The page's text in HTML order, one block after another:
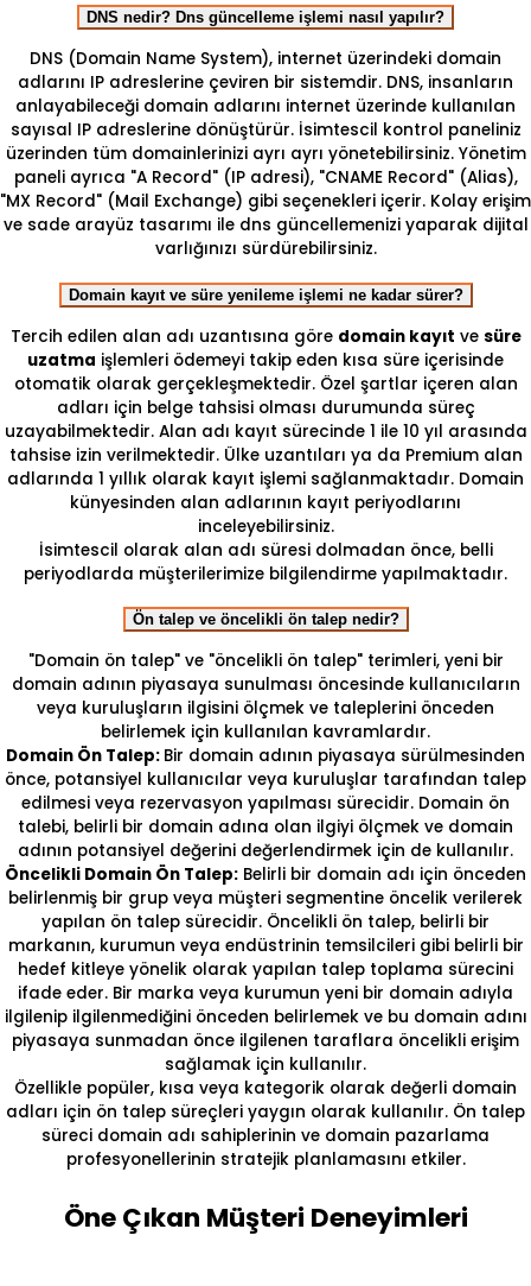
DNS nedir? Dns güncelleme işlemi nasıl yapılır?
DNS (Domain Name System), internet üzerindeki domain
adlarını IP adreslerine çeviren bir sistemdir. DNS, insanların
anlayabileceği domain adlarını internet üzerinde kullanılan
sayısal IP adreslerine dönüştürür. İsimtescil kontrol paneliniz
üzerinden tüm domainlerinizi ayrı ayrı yönetebilirsiniz. Yönetim
paneli ayrıca "A Record" (IP adresi), "CNAME Record" (Alias),
"MX Record" (Mail Exchange) gibi seçenekleri içerir. Kolay erişim
ve sade arayüz tasarımı ile dns güncellemenizi yaparak dijital
varlığınızı sürdürebilirsiniz.
Domain kayıt ve süre yenileme işlemi ne kadar sürer?
Tercih edilen alan adı uzantısına göre domain kayıt ve süre
uzatma işlemleri ödemeyi takip eden kısa süre içerisinde
otomatik olarak gerçekleşmektedir. Özel şartlar içeren alan
adları için belge tahsisi olması durumunda süreç
uzayabilmektedir. Alan adı kayıt sürecinde 1 ile 10 yıl arasında
tahsise izin verilmektedir. Ülke uzantıları ya da Premium alan
adlarında 1 yıllık olarak kayıt işlemi sağlanmaktadır. Domain
künyesinden alan adlarının kayıt periyodlarını
inceleyebilirsiniz.
İsimtescil olarak alan adı süresi dolmadan önce, belli
periyodlarda müşterilerimize bilgilendirme yapılmaktadır.
Ön talep ve öncelikli ön talep nedir?
"Domain ön talep" ve "öncelikli ön talep" terimleri, yeni bir
domain adının piyasaya sunulması öncesinde kullanıcıların
veya kuruluşların ilgisini ölçmek ve taleplerini önceden
belirlemek için kullanılan kavramlardır.
Domain Ön Talep: Bir domain adının piyasaya sürülmesinden
önce, potansiyel kullanıcılar veya kuruluşlar tarafından talep
edilmesi veya rezervasyon yapılması sürecidir. Domain ön
talebi, belirli bir domain adına olan ilgiyi ölçmek ve domain
adının potansiyel değerini değerlendirmek için de kullanılır.
Öncelikli Domain Ön Talep: Belirli bir domain adı için önceden
belirlenmiş bir grup veya müşteri segmentine öncelik verilerek
yapılan ön talep sürecidir. Öncelikli ön talep, belirli bir
markanın, kurumun veya endüstrinin temsilcileri gibi belirli bir
hedef kitleye yönelik olarak yapılan talep toplama sürecini
ifade eder. Bir marka veya kurumun yeni bir domain adıyla
ilgilenip ilgilenmediğini önceden belirlemek ve bu domain adını
piyasaya sunmadan önce ilgilenen taraflara öncelikli erişim
sağlamak için kullanılır.
Özellikle popüler, kısa veya kategorik olarak değerli domain
adları için ön talep süreçleri yaygın olarak kullanılır. Ön talep
süreci domain adı sahiplerinin ve domain pazarlama
profesyonellerinin stratejik planlamasını etkiler.
Öne Çıkan Müşteri Deneyimleri